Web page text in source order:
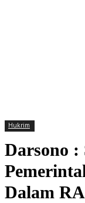
Hukrim
Darsono :
Dalam